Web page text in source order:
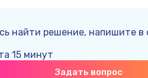
найти решение, напишите
15 минут
Задать вопрос